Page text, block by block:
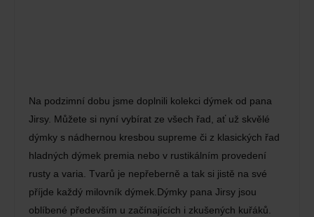
Na podzimní dobu jsme doplnili kolekci dýmek od pana
Jirsy. Můžete si nyní vybírat ze všech řad, ať už skvělé
dýmky s nádhernou kresbou supreme či z klasických řad
hladných dýmek premia nebo v rustikálním provedení
rusty a varia. Tvarů je nepřeberně a tak si jistě na své
příjde každý milovník dýmek.Dýmky pana Jirsy jsou
oblíbené především u začínajících i zkušených kuřáků.